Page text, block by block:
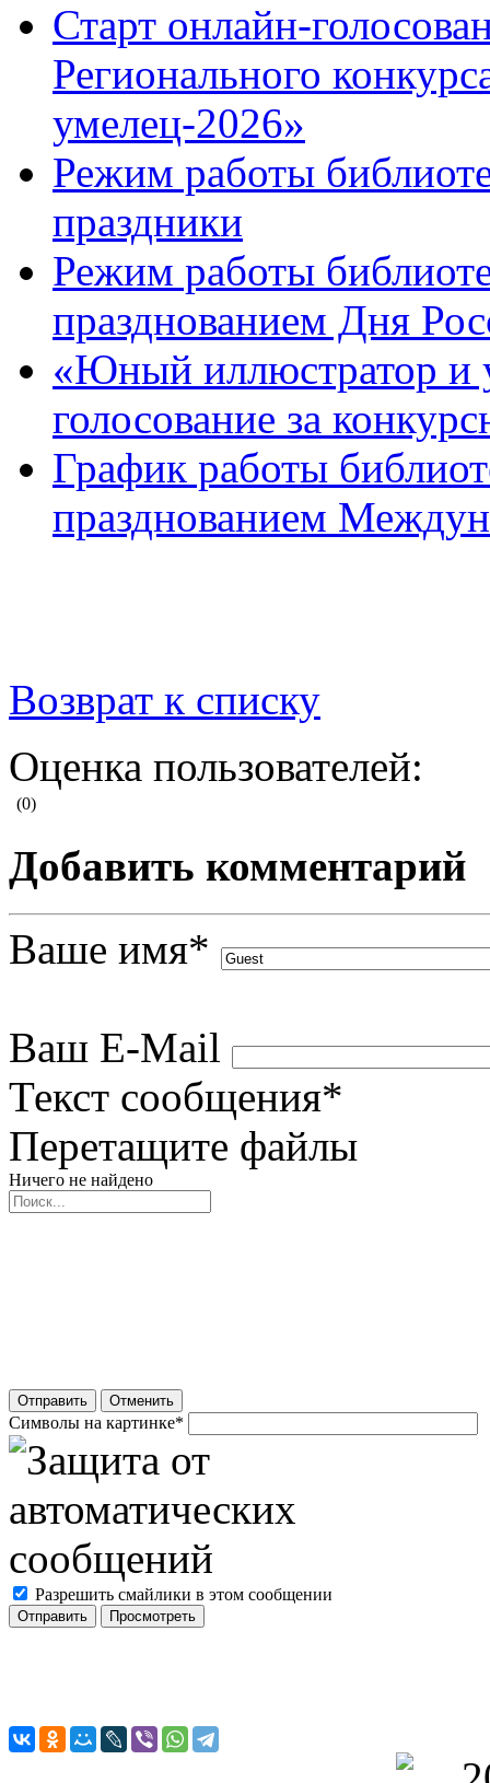
Старт онлайн-
Регионального
умелец-2026»
Режим работы
праздники
Режим работы
празднованием Дня
«Юный иллюстратор и
голосование за
График работы
празднованием
Возврат к списку
Оценка пользователей:
(0)
Добавить комментарий
Ваше имя*
Ваш E-Mail
Текст сообщения*
Перетащите файлы
Ничего не найдено
Отправить Отменить
Символы на картинке*
Разрешить смайлики в этом сообщении